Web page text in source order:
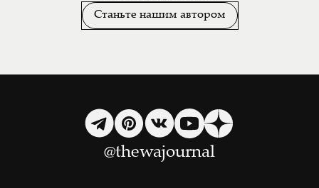
Станьте нашим автором
@thewajournal